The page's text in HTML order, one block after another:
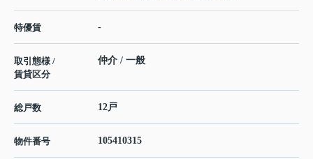
特優賃 -
取引態様 /
賃貸区分
仲介 / 一般
総戸数 12戸
物件番号 105410315